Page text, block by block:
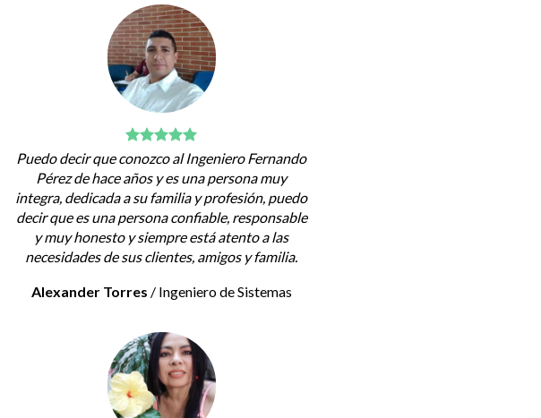
Puedo decir que conozco al Ingeniero Fernando
Pérez de hace años y es una persona muy
integra, dedicada a su familia y profesión, puedo
decir que es una persona confiable, responsable
y muy honesto y siempre está atento a las
necesidades de sus clientes, amigos y familia.
Alexander Torres / Ingeniero de Sistemas